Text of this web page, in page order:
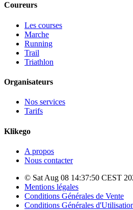
Coureurs
Les courses
Marche
Running
Trail
Triathlon
Organisateurs
Nos services
Tarifs
Klikego
A propos
Nous contacter
© Sat Aug 08 14:37:50 CEST
Mentions légales
Conditions Générales de Vente
Conditions Générales